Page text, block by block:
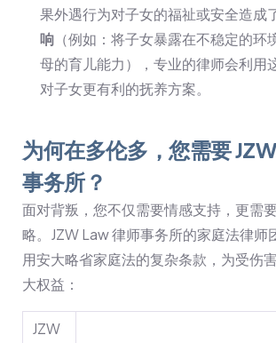
果外遇行为对子女的福祉或安全造成
响 （例如：将子女暴露在不稳定的环
母的育儿能力），专业的律师会利用
对子女更有利的抚养方案。
为何在多伦多，您需要
事务所？
面对背叛，您不仅需要情感支持，更需
略。JZW Law 律师事务所的家庭法律师
用安大略省家庭法的复杂条款，为受伤
大权益：
JZW